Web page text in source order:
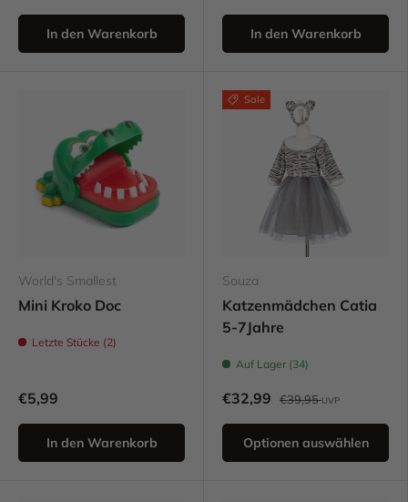
In den Warenkorb In den Warenkorb
World's Smallest
Mini Kroko Doc
Letzte Stücke (2)
€5,99
In den Warenkorb
Sale
Souza
Katzenmädchen Catia
5-7Jahre
Auf Lager (34)
€32,99 €39,95UVP
Optionen auswählen